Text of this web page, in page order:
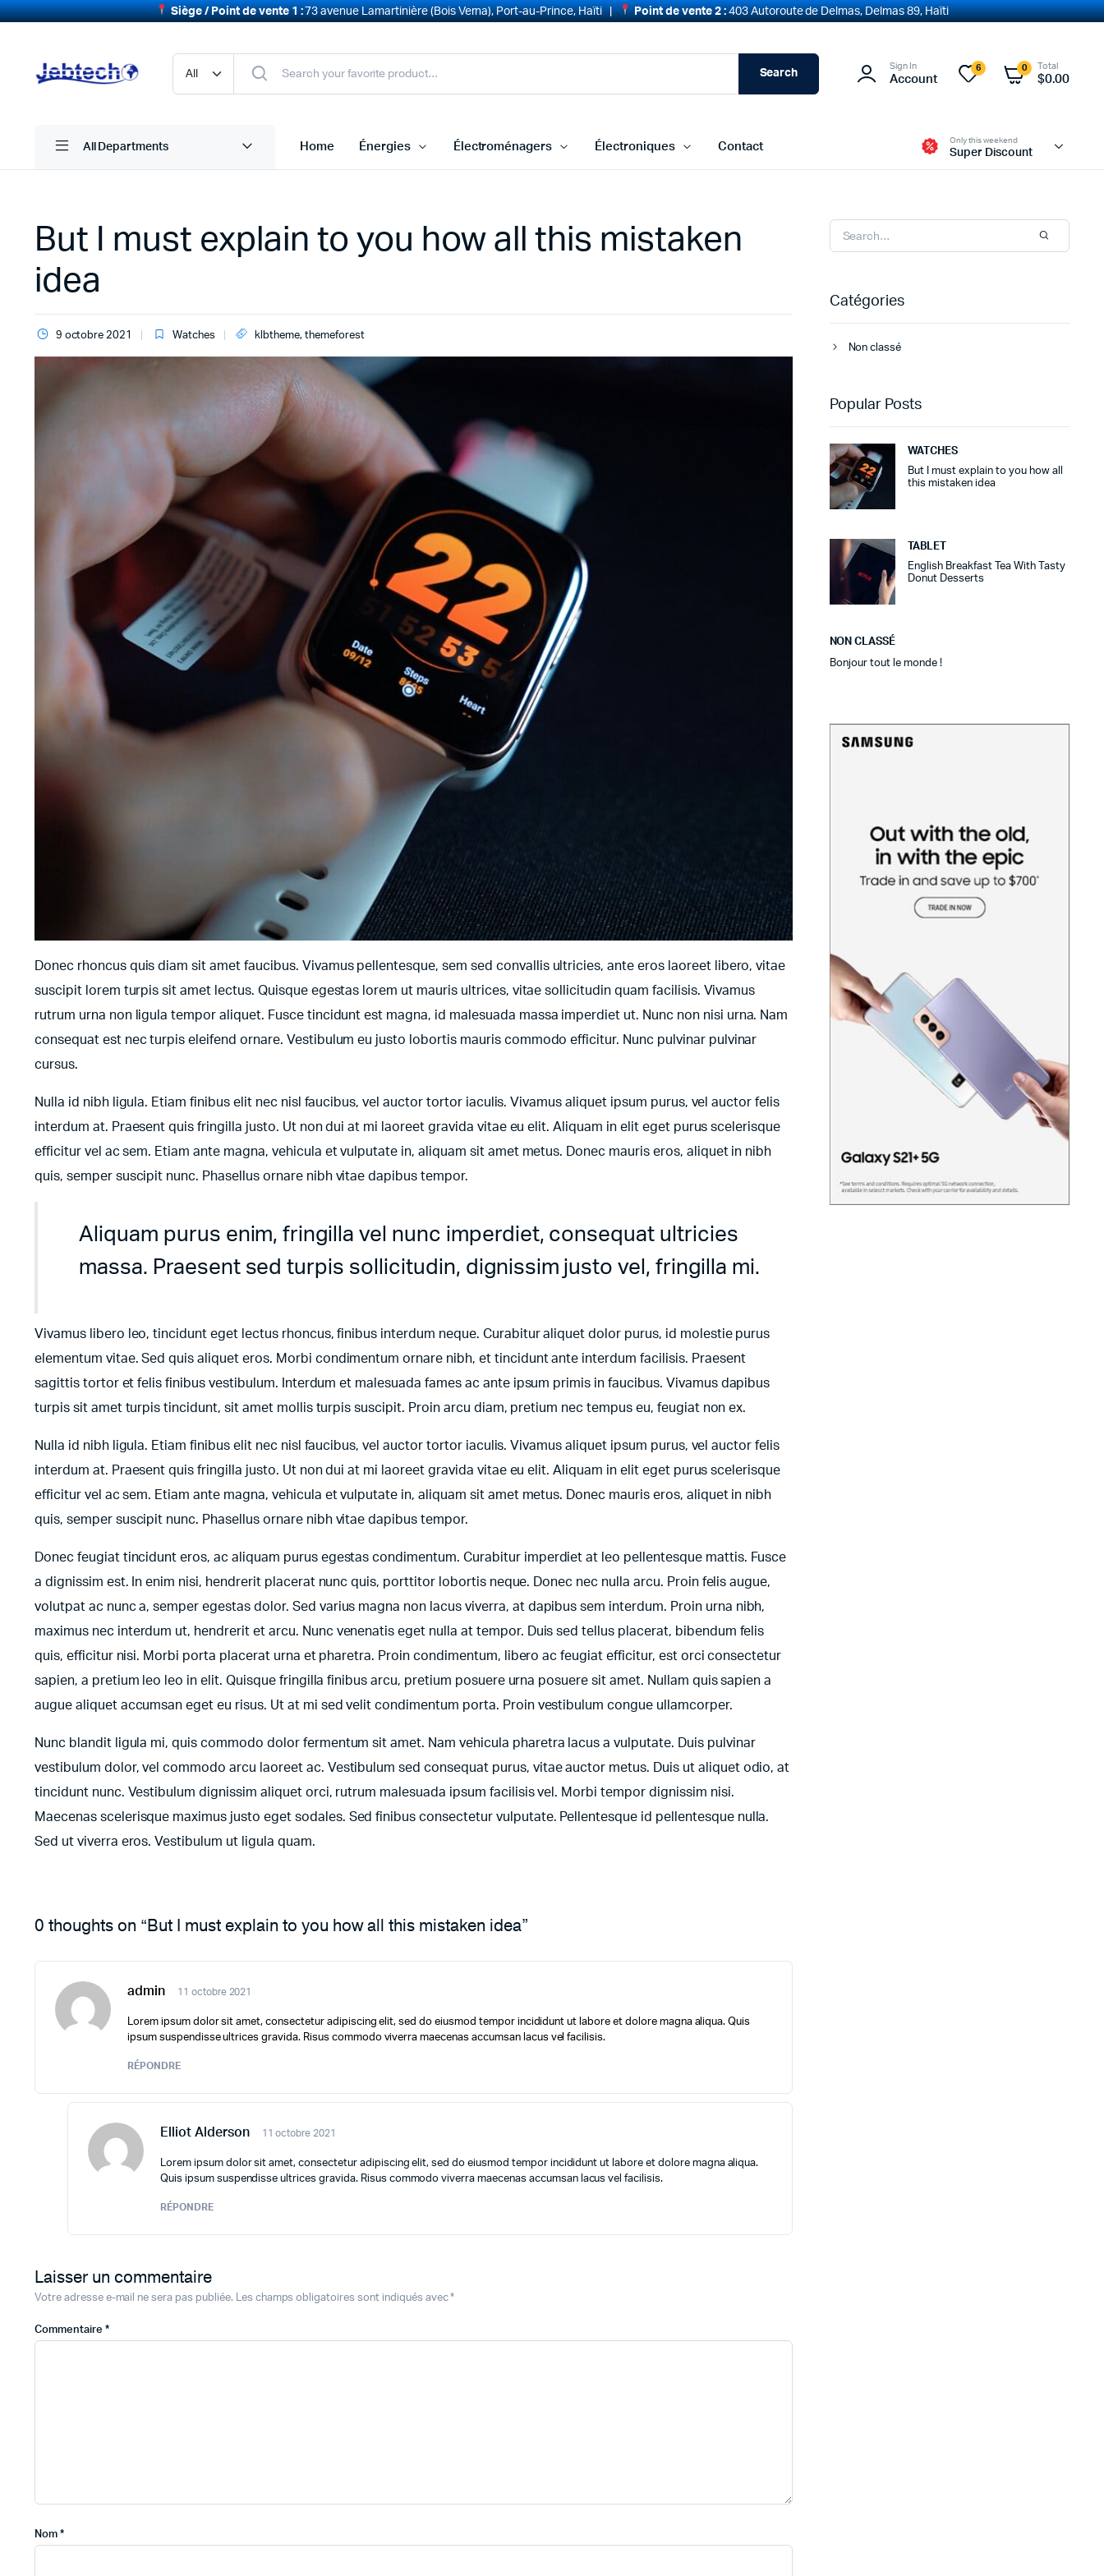
Siège / Point de vente 1 :73 avenue Lamartinière (Bois Verna), Port-au-Prince, Haïti | Point de vente 2 :403 Autoroute de Delmas, Delmas 89, Haïti
Search
Sign In
Account
6 0 Total
$0.00
All Departments Home Énergies Électroménagers Électroniques Contact
Only this weekend
Super Discount
But I must explain to you how all this mistaken
idea
9 octobre 2021 Watches klbtheme, themeforest
Donec rhoncus quis diam sit amet faucibus. Vivamus pellentesque, sem sed convallis ultricies, ante eros laoreet libero, vitae
suscipit lorem turpis sit amet lectus. Quisque egestas lorem ut mauris ultrices, vitae sollicitudin quam facilisis. Vivamus
rutrum urna non ligula tempor aliquet. Fusce tincidunt est magna, id malesuada massa imperdiet ut. Nunc non nisi urna. Nam
consequat est nec turpis eleifend ornare. Vestibulum eu justo lobortis mauris commodo efficitur. Nunc pulvinar pulvinar
cursus.
Nulla id nibh ligula. Etiam finibus elit nec nisl faucibus, vel auctor tortor iaculis. Vivamus aliquet ipsum purus, vel auctor felis
interdum at. Praesent quis fringilla justo. Ut non dui at mi laoreet gravida vitae eu elit. Aliquam in elit eget purus scelerisque
efficitur vel ac sem. Etiam ante magna, vehicula et vulputate in, aliquam sit amet metus. Donec mauris eros, aliquet in nibh
quis, semper suscipit nunc. Phasellus ornare nibh vitae dapibus tempor.
Aliquam purus enim, fringilla vel nunc imperdiet, consequat ultricies
massa. Praesent sed turpis sollicitudin, dignissim justo vel, fringilla mi.
Vivamus libero leo, tincidunt eget lectus rhoncus, finibus interdum neque. Curabitur aliquet dolor purus, id molestie purus
elementum vitae. Sed quis aliquet eros. Morbi condimentum ornare nibh, et tincidunt ante interdum facilisis. Praesent
sagittis tortor et felis finibus vestibulum. Interdum et malesuada fames ac ante ipsum primis in faucibus. Vivamus dapibus
turpis sit amet turpis tincidunt, sit amet mollis turpis suscipit. Proin arcu diam, pretium nec tempus eu, feugiat non ex.
Nulla id nibh ligula. Etiam finibus elit nec nisl faucibus, vel auctor tortor iaculis. Vivamus aliquet ipsum purus, vel auctor felis
interdum at. Praesent quis fringilla justo. Ut non dui at mi laoreet gravida vitae eu elit. Aliquam in elit eget purus scelerisque
efficitur vel ac sem. Etiam ante magna, vehicula et vulputate in, aliquam sit amet metus. Donec mauris eros, aliquet in nibh
quis, semper suscipit nunc. Phasellus ornare nibh vitae dapibus tempor.
Donec feugiat tincidunt eros, ac aliquam purus egestas condimentum. Curabitur imperdiet at leo pellentesque mattis. Fusce
a dignissim est. In enim nisi, hendrerit placerat nunc quis, porttitor lobortis neque. Donec nec nulla arcu. Proin felis augue,
volutpat ac nunc a, semper egestas dolor. Sed varius magna non lacus viverra, at dapibus sem interdum. Proin urna nibh,
maximus nec interdum ut, hendrerit et arcu. Nunc venenatis eget nulla at tempor. Duis sed tellus placerat, bibendum felis
quis, efficitur nisi. Morbi porta placerat urna et pharetra. Proin condimentum, libero ac feugiat efficitur, est orci consectetur
sapien, a pretium leo leo in elit. Quisque fringilla finibus arcu, pretium posuere urna posuere sit amet. Nullam quis sapien a
augue aliquet accumsan eget eu risus. Ut at mi sed velit condimentum porta. Proin vestibulum congue ullamcorper.
Nunc blandit ligula mi, quis commodo dolor fermentum sit amet. Nam vehicula pharetra lacus a vulputate. Duis pulvinar
vestibulum dolor, vel commodo arcu laoreet ac. Vestibulum sed consequat purus, vitae auctor metus. Duis ut aliquet odio, at
tincidunt nunc. Vestibulum dignissim aliquet orci, rutrum malesuada ipsum facilisis vel. Morbi tempor dignissim nisi.
Maecenas scelerisque maximus justo eget sodales. Sed finibus consectetur vulputate. Pellentesque id pellentesque nulla.
Sed ut viverra eros. Vestibulum ut ligula quam.
0 thoughts on “But I must explain to you how all this mistaken idea”
admin 11 octobre 2021
Lorem ipsum dolor sit amet, consectetur adipiscing elit, sed do eiusmod tempor incididunt ut labore et dolore magna aliqua. Quis
ipsum suspendisse ultrices gravida. Risus commodo viverra maecenas accumsan lacus vel facilisis.
RÉPONDRE
Elliot Alderson 11 octobre 2021
Lorem ipsum dolor sit amet, consectetur adipiscing elit, sed do eiusmod tempor incididunt ut labore et dolore magna aliqua.
Quis ipsum suspendisse ultrices gravida. Risus commodo viverra maecenas accumsan lacus vel facilisis.
RÉPONDRE
Laisser un commentaire
Votre adresse e-mail ne sera pas publiée. Les champs obligatoires sont indiqués avec *
Commentaire *
Nom *
Catégories
Non classé
Popular Posts
WATCHES
But I must explain to you how all
this mistaken idea
TABLET
English Breakfast Tea With Tasty
Donut Desserts
NON CLASSÉ
Bonjour tout le monde !